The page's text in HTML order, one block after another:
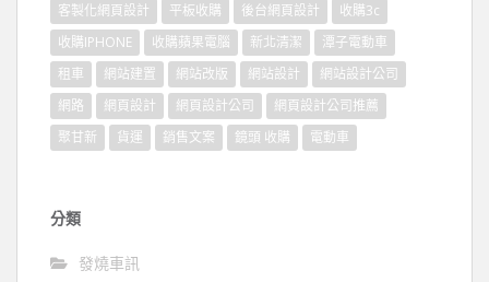
客製化網頁設計
平板收購 後台網頁設計
收購3c
收購IPHONE
收購蘋果電腦 新北清潔
潭子電動車
租車
網站建置 網站改版 網站設計
網站設計公司
網路
網頁設計 網頁設計公司
網頁設計公司推薦
聚甘新
貨運 銷售文案 鏡頭 收購 電動車
分類
發燒車訊